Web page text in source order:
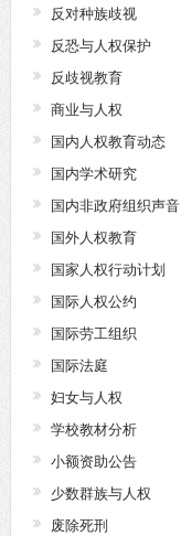
反对种族歧视
反恐与人权保护
反歧视教育
商业与人权
国内人权教育动态
国内学术研究
国内非政府组织声音
国外人权教育
国家人权行动计划
国际人权公约
国际劳工组织
国际法庭
妇女与人权
学校教材分析
小额资助公告
少数群族与人权
废除死刑